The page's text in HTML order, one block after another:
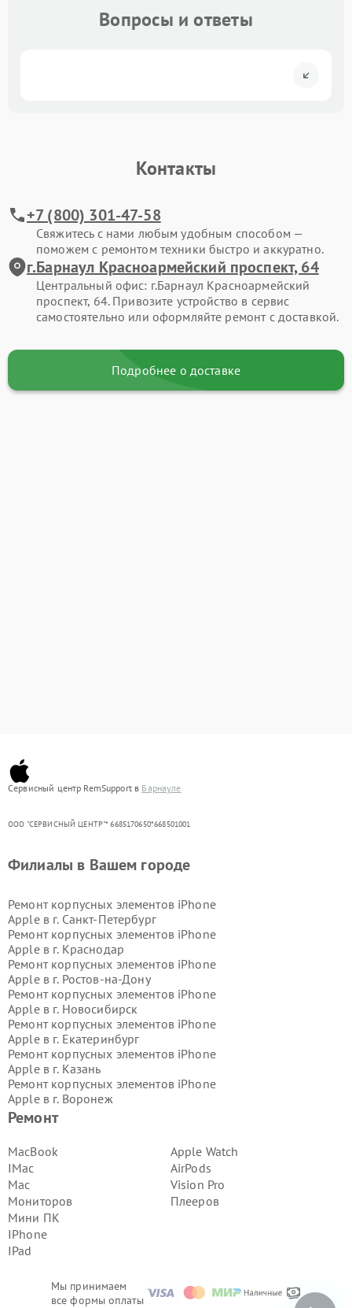
Вопросы и ответы
Контакты
+7 (800) 301-47-58
Свяжитесь с нами любым удобным способом —
поможем с ремонтом техники быстро и аккуратно.
г.Барнаул Красноармейский проспект, 64
Центральный офис: г.Барнаул Красноармейский
проспект, 64. Привозите устройство в сервис
самостоятельно или оформляйте ремонт с доставкой.
Подробнее о доставке
Сервисный центр RemSupport в Барнауле
ООО "СЕРВИСНЫЙ ЦЕНТР"* 6685170650*668501001
Мы принимаем
все формы оплаты
Ремонт
MacBook
IMac
Mac
Мониторов
Мини ПК
IPhone
IPad
Apple Watch
AirPods
Vision Pro
Плееров
Филиалы в Вашем городе
Ремонт корпусных элементов iPhone
Apple в г. Санкт-Петербург
Ремонт корпусных элементов iPhone
Apple в г. Краснодар
Ремонт корпусных элементов iPhone
Apple в г. Ростов-на-Дону
Ремонт корпусных элементов iPhone
Apple в г. Новосибирск
Ремонт корпусных элементов iPhone
Apple в г. Екатеринбург
Ремонт корпусных элементов iPhone
Apple в г. Казань
Ремонт корпусных элементов iPhone
Apple в г. Воронеж
Ремонт корпусных элементов iPhone
Ремонт корпусных элементов iPhone
Apple в г.
Ремонт корпусных элементов iPhone
Apple в г.
Ремонт корпусных элементов iPhone
Apple в г.
Ремонт корпусных элементов iPhone
Apple в г.
Apple в г.
Ремонт корпусных элементов iPhone